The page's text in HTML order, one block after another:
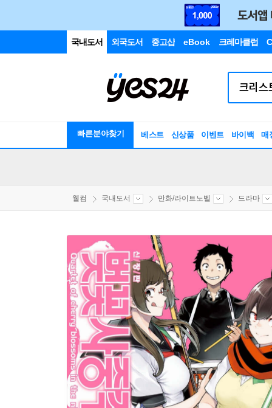
국내도서 외국도서 중고샵 eBook 크레마클럽
빠른분야찾기 베스트 신상품 이벤트 바이백 매
웰컴 국내도서 만화/라이트노벨 드라마